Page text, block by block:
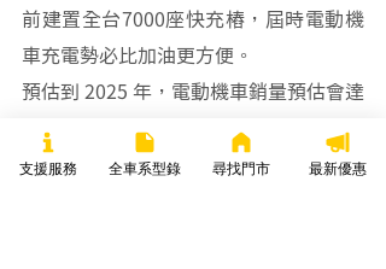
前建置全台7000座快充樁，屆時電動機
車充電勢必比加油更方便。
預估到 2025 年，電動機車銷量預估會達
到一年200,000 台，電動機車越來越
多，也會讓充電站在營運上能夠賺得到
支援服務 全車系型錄 尋找門市 最新優惠